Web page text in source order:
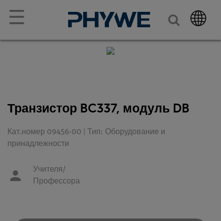
☰
Транзистор BC337, модуль DB
Кат.номер 09456-00 | Тип: Оборудование и
принадлежности
Учителя/
Профессора